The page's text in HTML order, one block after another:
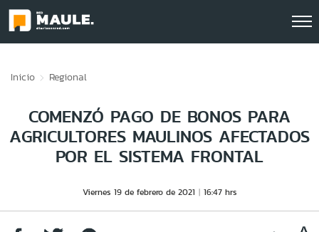
Inicio Regional
COMENZÓ PAGO DE BONOS PARA
AGRICULTORES MAULINOS AFECTADOS
POR EL SISTEMA FRONTAL
Viernes 19 de febrero de 2021 16:47 hrs